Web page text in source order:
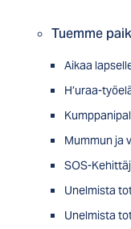
Tuemme
Aikaa
H’uraa-
Mummun ja
SOS-
Unelmista
Unelmista